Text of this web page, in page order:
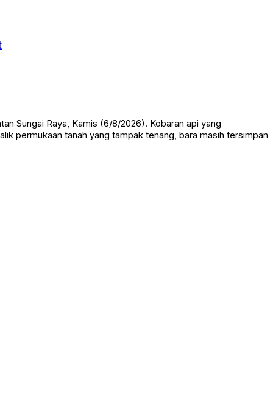
Sungai Raya, Kamis (6/8/2026). Kobaran api yang
permukaan tanah yang tampak tenang, bara masih tersimpan